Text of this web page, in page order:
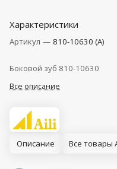
Характеристики
Артикул — 810-10630 (A)
Боковой зуб 810-10630
Все описание
Описание Все товары